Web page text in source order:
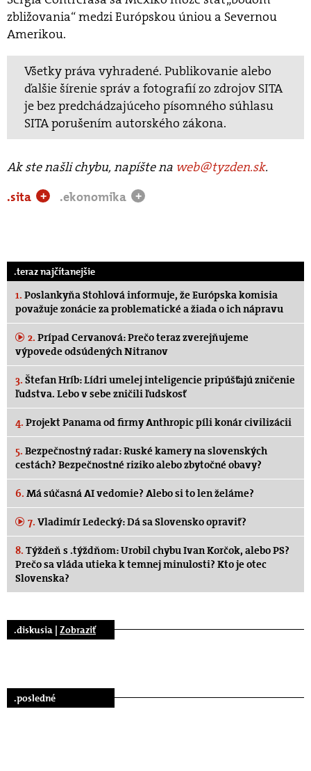
zbližovania“ medzi Európskou úniou a Severnou
Amerikou.
Všetky práva vyhradené. Publikovanie alebo
ďalšie šírenie správ a fotografií zo zdrojov SITA
je bez predchádzajúceho písomného súhlasu
SITA porušením autorského zákona.
Ak ste našli chybu, napíšte na web@tyzden.sk.
.sita
+ .ekonomika +
.teraz najčítanejšie
1. Poslankyňa Stohlová informuje, že Európska komisia
považuje zonácie za problematické a žiada o ich nápravu
2. Prípad Cervanová: Prečo teraz zverejňujeme
výpovede odsúdených Nitranov
3. Štefan Hríb: Lídri umelej inteligencie pripúšťajú zničenie
ľudstva. Lebo v sebe zničili ľudskosť
4. Projekt Panama od firmy Anthropic píli konár civilizácii
5. Bezpečnostný radar: Ruské kamery na slovenských
cestách? Bezpečnostné riziko alebo zbytočné obavy?
6. Má súčasná AI vedomie? Alebo si to len želáme?
7. Vladimír Ledecký: Dá sa Slovensko opraviť?
8. Týždeň s .týždňom: Urobil chybu Ivan Korčok, alebo PS?
Prečo sa vláda utieka k temnej minulosti? Kto je otec
Slovenska?
.diskusia | Zobraziť
.posledné